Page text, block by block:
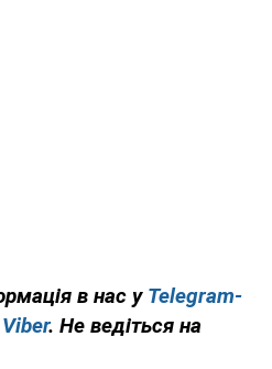
в нас у Telegram-
Viber. Не ведіться на